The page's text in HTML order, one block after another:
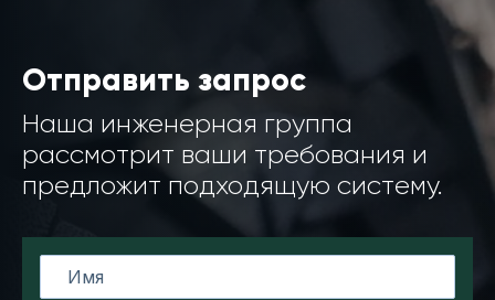
Отправить запрос
Наша инженерная группа
рассмотрит ваши требования и
предложит подходящую систему.